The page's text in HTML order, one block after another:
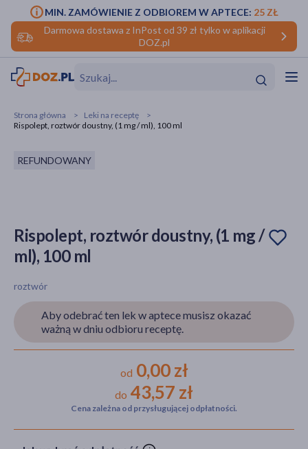
Darmowa dostawa z InPost od 39 zł tylko w aplikacji
DOZ.pl
MIN. ZAMÓWIENIE Z ODBIOREM W APTECE: 25 ZŁ
Hit
makijażu
Hit
Strona główna
Leki na receptę
Rispolept, roztwór doustny, (1 mg / ml), 100 ml
REFUNDOWANY
Rispolept, roztwór doustny, (1 mg /
ml), 100 ml
roztwór
Aby odebrać ten lek w aptece musisz okazać
ważną w dniu odbioru receptę.
od 0,00 zł
do 43,57 zł
Cena zależna od przysługującej odpłatności.